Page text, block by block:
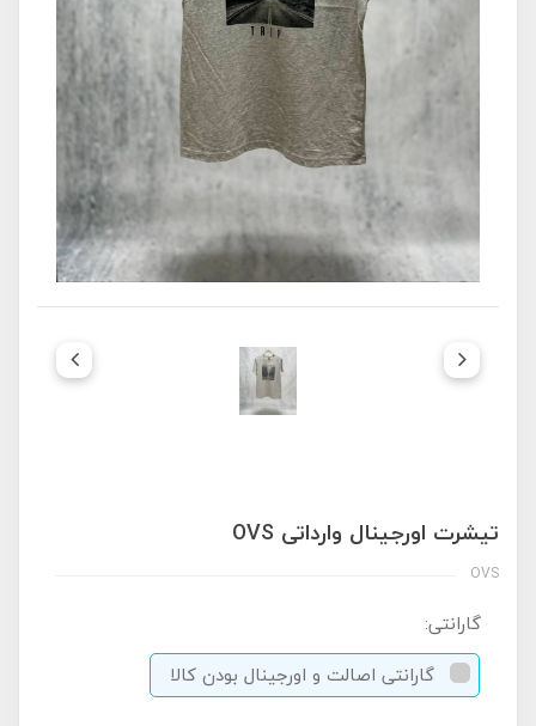
تیشرت اورجینال وارداتی OVS
OVS
گارانتی:
گارانتی اصالت و اورجینال بودن کالا